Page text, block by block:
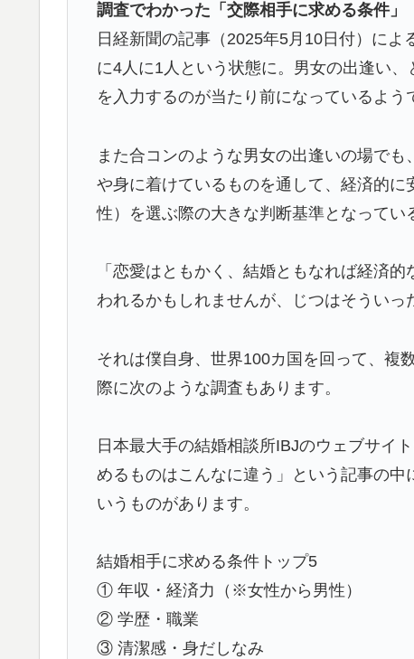
▶ 海外「日本なんて行くんじゃなかった…」 日
失望する事態に
▶ 海外「全部日本の真似だったのか…」 日本の
話題に
失望する事態に
海外「うちは同じ日に二人とも不機嫌になる
じてもらえない結婚の話…？
▶
外国人「2026年バロンドールは誰が受賞すべ
▶ 国際的な小咄 読者投稿 （ゼンマイ式）手間を
▶ 【悲報】中川翔子(41)「Xはもう愚痴だらけだ
▶ 外国人「2002年W杯は?」韓国サッカーに衝
▶ 【激震】韓国人「韓国サッカー協会、W杯・
発覚…（ﾌﾞﾙﾌﾞﾙ」＝韓国の反応
調査でわかった「交際相手に求める条件」
日経新聞の記事（2025年5月10日付）に
に4人に1人という状態に。男女の出逢い
を入力するのが当たり前になっているよう
また合コンのような男女の出逢いの場で
や身に着けているものを通して、経済的
性）を選ぶ際の大きな判断基準となってい
「恋愛はともかく、結婚ともなれば経済
われるかもしれませんが、じつはそういっ
それは僕自身、世界100カ国を回って、複
際に次のような調査もあります。
日本最大手の結婚相談所IBJのウェブサイ
めるものはこんなに違う」という記事の
いうものがあります。
結婚相手に求める条件トップ5
① 年収・経済力（※女性から男性）
② 学歴・職業
③ 清潔感・身だしなみ